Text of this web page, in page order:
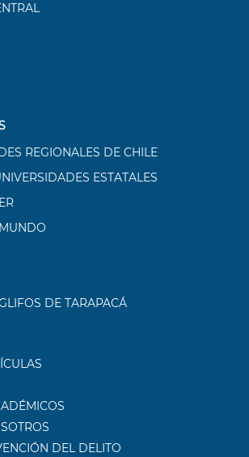
REGIONALES DE CHILE
ESTATALES
DE TARAPACÁ
DEL DELITO